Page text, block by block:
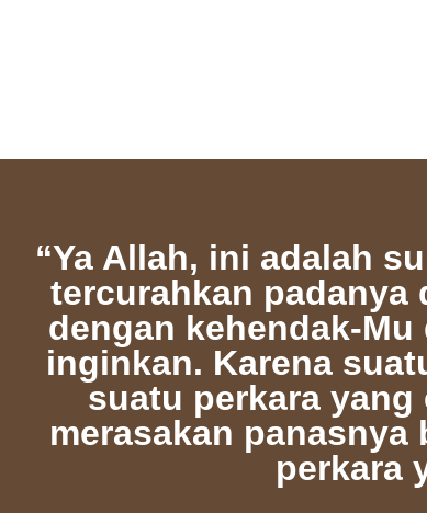
“Ya Allah, ini adalah
tercurahkan padanya
dengan kehendak-
inginkan. Karena
suatu perkara
merasakan
perkara